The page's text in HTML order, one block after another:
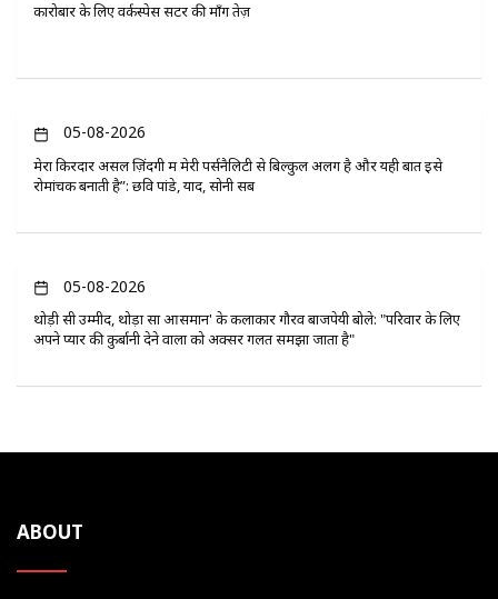
कारोबार के लिए वर्कस्पेस सेंटर की माँग तेज़
05-08-2026
मेरा किरदार असल ज़िंदगी में मेरी पर्सनैलिटी से बिल्कुल अलग है और यही बात इसे
रोमांचक बनाती है”: छवि पांडे, यादें, सोनी सब
05-08-2026
थोड़ी सी उम्मीद, थोड़ा सा आसमान' के कलाकार गौरव बाजपेयी बोले: "परिवार के लिए
अपने प्यार की कुर्बानी देने वालों को अक्सर गलत समझा जाता है"
ABOUT